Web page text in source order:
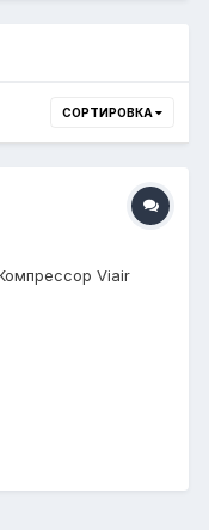
СОРТИРОВКА
Viair